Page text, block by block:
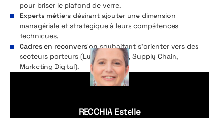
RECCHIA Estelle
pour briser le plafond de verre.
Experts métiers désirant ajouter une dimension
managériale et stratégique à leurs compétences
techniques.
Cadres en reconversionsouhaitant s’orienter vers des
secteurs porteurs (Luxe, Finance, Supply Chain,
Marketing Digital).